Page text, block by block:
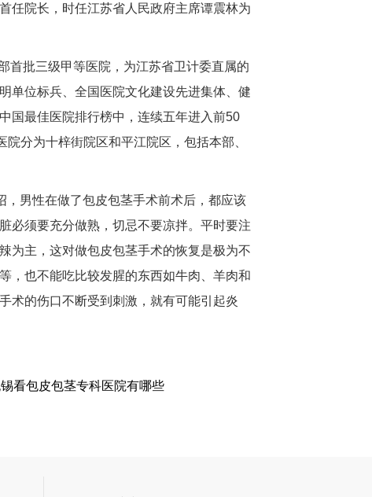
任院长，时任江苏省人民政府主席谭震林为
首批三级甲等医院，为江苏省卫计委直属的
单位标兵、全国医院文化建设先进集体、健
国最佳医院排行榜中，连续五年进入前50
分为十梓街院区和平江院区，包括本部、
，男性在做了包皮包茎手术前术后，都应该
必须要充分做熟，切忌不要凉拌。平时要注
为主，这对做包皮包茎手术的恢复是极为不
，也不能吃比较发腥的东西如牛肉、羊肉和
术的伤口不断受到刺激，就有可能引起炎
看包皮包茎专科医院有哪些